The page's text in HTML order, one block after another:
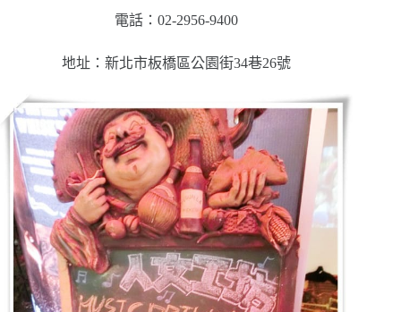
電話：02-2956-9400
地址：新北市板橋區公園街34巷26號